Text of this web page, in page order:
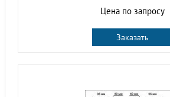
Цена по запросу
Заказать